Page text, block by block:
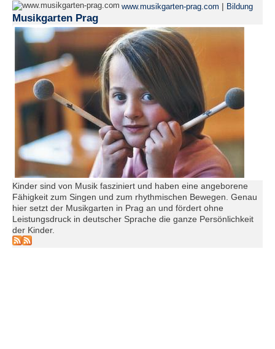
www.musikgarten-prag.com | Bildung
Musikgarten Prag
Kinder sind von Musik fasziniert und haben eine angeborene
Fähigkeit zum Singen und zum rhythmischen Bewegen. Genau
hier setzt der Musikgarten in Prag an und fördert ohne
Leistungsdruck in deutscher Sprache die ganze Persönlichkeit
der Kinder.